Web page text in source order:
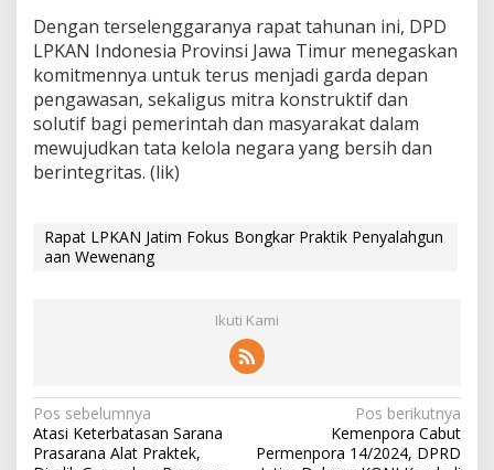
Dengan terselenggaranya rapat tahunan ini, DPD
LPKAN Indonesia Provinsi Jawa Timur menegaskan
komitmennya untuk terus menjadi garda depan
pengawasan, sekaligus mitra konstruktif dan
solutif bagi pemerintah dan masyarakat dalam
mewujudkan tata kelola negara yang bersih dan
berintegritas. (lik)
Rapat LPKAN Jatim Fokus Bongkar Praktik Penyalahgun
aan Wewenang
Ikuti Kami
N
a
Pos sebelumnya
Atasi Keterbatasan Sarana
Prasarana Alat Praktek,
Pos berikutnya
Kemenpora Cabut
Permenpora 14/2024, DPRD